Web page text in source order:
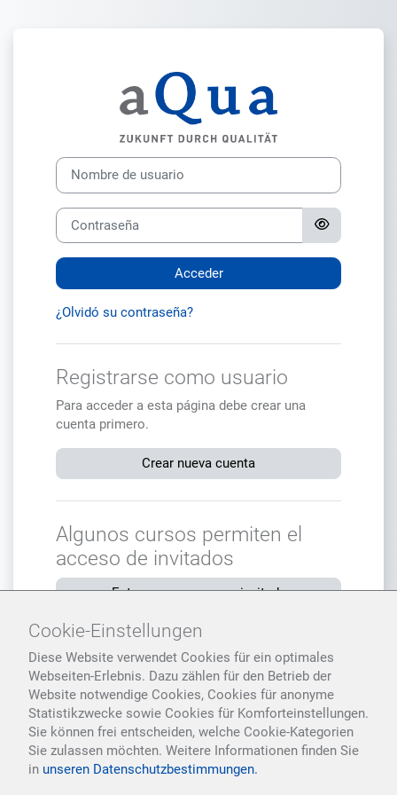
Cookie-Einstellungen
Diese Website verwendet Cookies für ein optimales
Webseiten-Erlebnis. Dazu zählen für den Betrieb der
Website notwendige Cookies, Cookies für anonyme
Statistikzwecke sowie Cookies für Komforteinstellungen.
Sie können frei entscheiden, welche Cookie-Kategorien
Sie zulassen möchten. Weitere Informationen finden Sie
in unseren Datenschutzbestimmungen.
Entrar a aQua
Nombre de usuario
Contraseña
Acceder
¿Olvidó su contraseña?
Registrarse como usuario
Para acceder a esta página debe crear una
cuenta primero.
Crear nueva cuenta
Algunos cursos permiten el
acceso de invitados
Entrar como persona invitada
Español - Internacional ‎(es)‎
Aviso de
Cookies